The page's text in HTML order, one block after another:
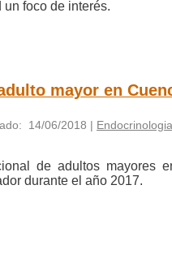
foco de interés.
mayor en
14/06/2018 |
de adultos mayores
durante el año 2017.